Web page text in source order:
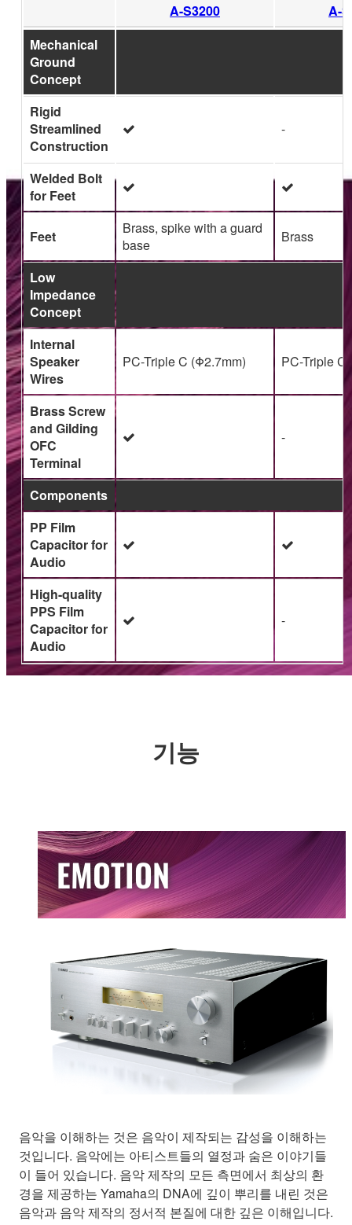
A-S3200
A-
Mechanical
Ground
Concept
Rigid
Streamlined
Construction
-
Welded Bolt
for Feet
Feet
Brass, spike with a guard
base
Brass
Low
Impedance
Concept
Internal
Speaker
Wires
PC-Triple C (Φ2.7mm) PC-Triple C
Brass Screw
and Gilding
OFC
Terminal
-
Components
PP Film
Capacitor for
Audio
High-quality
PPS Film
Capacitor for
Audio
-
기능
EMOTION
음악을 이해하는 것은 음악이 제작되는 감성을 이해하는
것입니다. 음악에는 아티스트들의 열정과 숨은 이야기들
이 들어 있습니다. 음악 제작의 모든 측면에서 최상의 환
경을 제공하는 Yamaha의 DNA에 깊이 뿌리를 내린 것은
음악과 음악 제작의 정서적 본질에 대한 깊은 이해입니다.